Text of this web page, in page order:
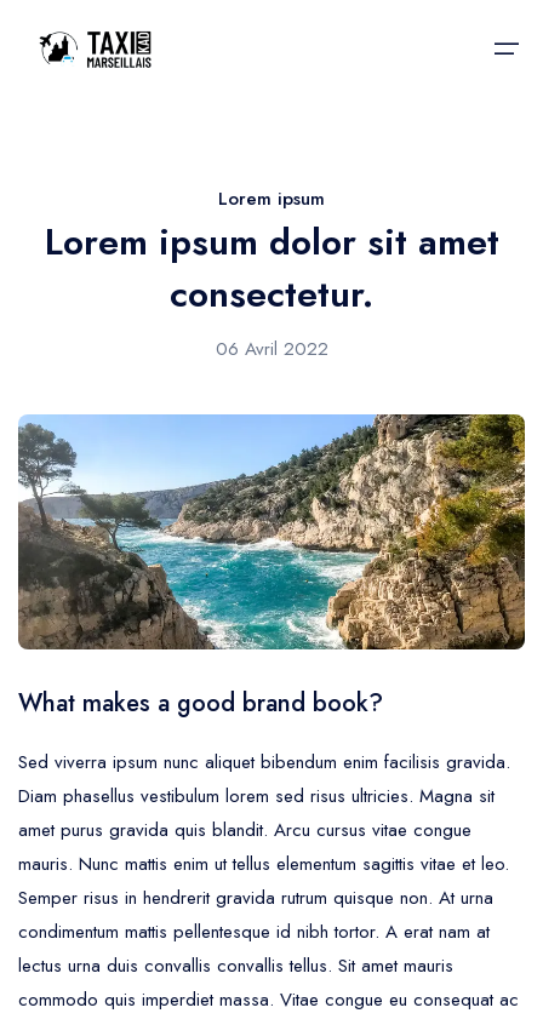
Nos services
Nos services
Taxis Aéroport
Trajet Gare SNCF
Trajet Séminaire
Trajet Santé
Trajet Longue Distance
Taxis aéroport
Actualités & évènements
Contactez-nous
Lorem ipsum
Lorem ipsum dolor sit amet
consectetur.
06 Avril 2022
What makes a good brand book?
Sed viverra ipsum nunc aliquet bibendum enim facilisis gravida.
Diam phasellus vestibulum lorem sed risus ultricies. Magna sit
amet purus gravida quis blandit. Arcu cursus vitae congue
mauris. Nunc mattis enim ut tellus elementum sagittis vitae et leo.
Semper risus in hendrerit gravida rutrum quisque non. At urna
condimentum mattis pellentesque id nibh tortor. A erat nam at
lectus urna duis convallis convallis tellus. Sit amet mauris
commodo quis imperdiet massa. Vitae congue eu consequat ac